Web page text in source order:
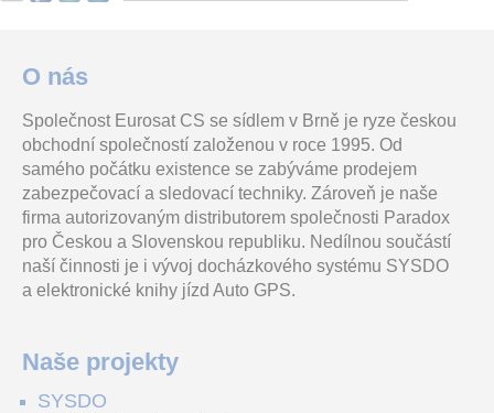
O nás
Společnost Eurosat CS se sídlem v Brně je ryze českou
obchodní společností založenou v roce 1995. Od
samého počátku existence se zabýváme prodejem
zabezpečovací a sledovací techniky. Zároveň je naše
firma autorizovaným distributorem společnosti Paradox
pro Českou a Slovenskou republiku. Nedílnou součástí
naší činnosti je i vývoj docházkového systému SYSDO
a elektronické knihy jízd Auto GPS.
Naše projekty
SYSDO